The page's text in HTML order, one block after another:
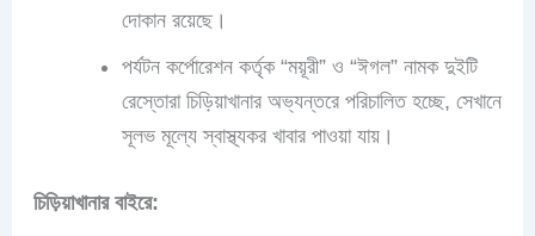
দোকান রয়েছে।
পর্যটন কর্পোরেশন কর্তৃক “ময়ূরী” ও “ঈগল” নামক দুইটি
রেস্তোরা চিড়িয়াখানার অভ্যন্তরে পরিচালিত হচ্ছে, সেখানে
সূলভ মূল্যে স্বাস্থ্যকর খাবার পাওয়া যায়।
চিড়িয়াখানার বাইরে: